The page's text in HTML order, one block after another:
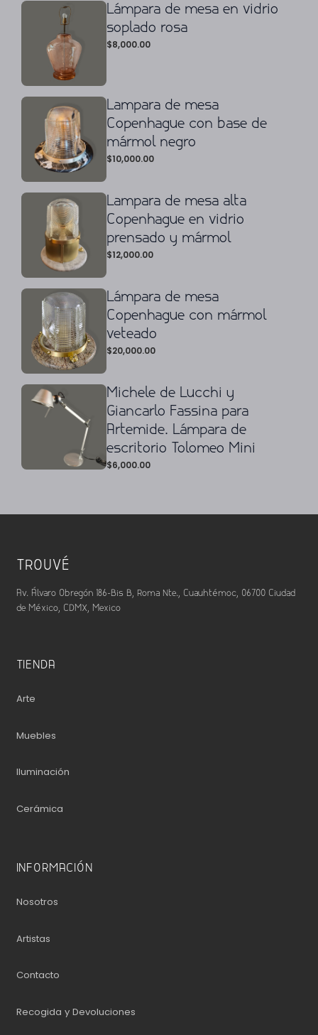
Lámpara de mesa en vidrio
soplado rosa
$8,000.00
Lampara de mesa
Copenhague con base de
mármol negro
$10,000.00
Lampara de mesa alta
Copenhague en vidrio
prensado y mármol
$12,000.00
Lámpara de mesa
Copenhague con mármol
veteado
$20,000.00
Michele de Lucchi y
Giancarlo Fassina para
Artemide. Lámpara de
escritorio Tolomeo Mini
$6,000.00
TROUVÉ
Av. Álvaro Obregón 186-Bis B, Roma Nte., Cuauhtémoc, 06700 Ciudad
de México, CDMX, Mexico
TIENDA
Arte
Muebles
Iluminación
Cerámica
INFORMACIÓN
Nosotros
Artistas
Contacto
Recogida y Devoluciones